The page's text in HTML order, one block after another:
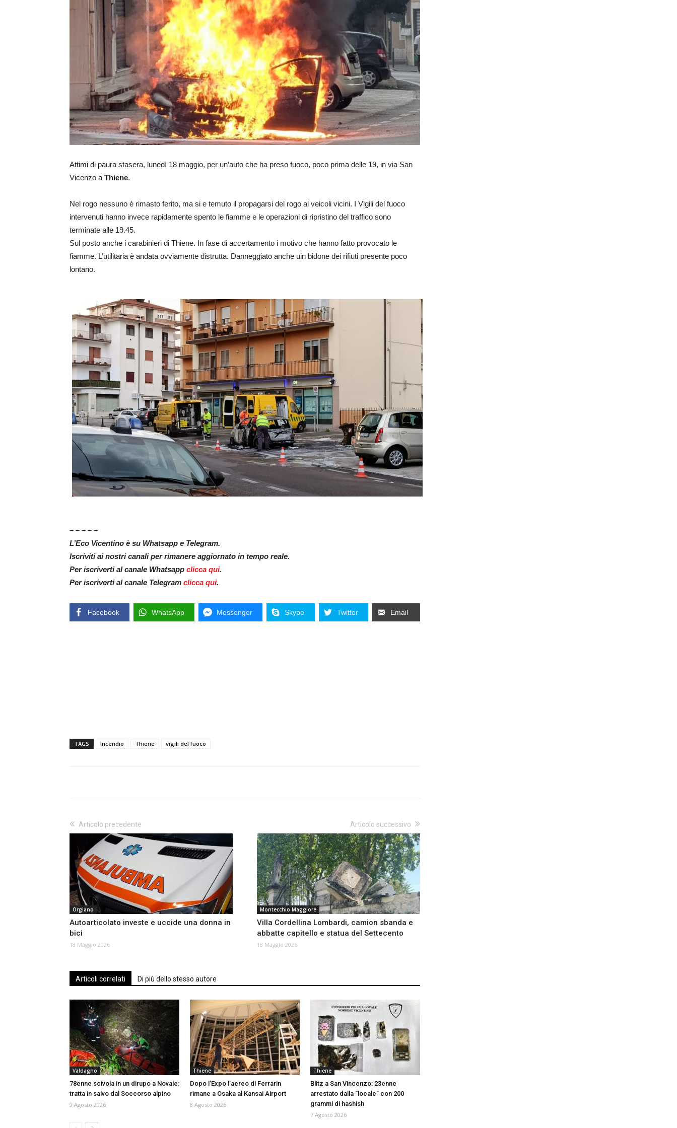
Attimi di paura stasera, lunedì 18 maggio, per un’auto che ha preso fuoco, poco prima delle 19, in via San
Vicenzo a Thiene.
Nel rogo nessuno è rimasto ferito, ma si e temuto il propagarsi del rogo ai veicoli vicini. I Vigili del fuoco
intervenuti hanno invece rapidamente spento le fiamme e le operazioni di ripristino del traffico sono
terminate alle 19.45.
Sul posto anche i carabinieri di Thiene. In fase di accertamento i motivo che hanno fatto provocato le
fiamme. L’utilitaria è andata ovviamente distrutta. Danneggiato anche uin bidone dei rifiuti presente poco
lontano.
– – – – –
L’Eco Vicentino è su Whatsapp e Telegram.
Iscriviti ai nostri canali per rimanere aggiornato in tempo reale.
Per iscriverti al canale Whatsapp clicca qui.
Per iscriverti al canale Telegram clicca qui.
Facebook WhatsApp Messenger Skype Twitter Email
TAGS Incendio Thiene vigili del fuoco
Articolo precedente
Orgiano
Autoarticolato investe e uccide una donna in
bici
18 Maggio 2026
Articolo successivo
Montecchio Maggiore
Villa Cordellina Lombardi, camion sbanda e
abbatte capitello e statua del Settecento
18 Maggio 2026
Articoli correlati Di più dello stesso autore
Valdagno
78enne scivola in un dirupo a Novale:
tratta in salvo dal Soccorso alpino
9 Agosto 2026
Thiene
Dopo l’Expo l’aereo di Ferrarin
rimane a Osaka al Kansai Airport
8 Agosto 2026
Thiene
Blitz a San Vincenzo: 23enne
arrestato dalla “locale” con 200
grammi di hashish
7 Agosto 2026